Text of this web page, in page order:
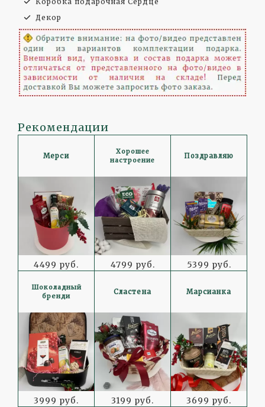
Декор
Рекомендации
Мерси
4499 руб.
Хорошее
настроение
4799 руб.
Поздравляю
5399 руб.
Шоколадный
бренди
3999 руб.
Сластена
3199 руб.
Марсианка
3699 руб.